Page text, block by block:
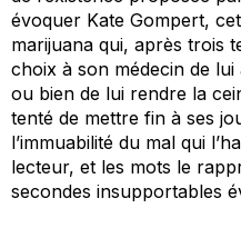
évoquer Kate Gompert,
marijuana qui, après trois
choix à son médecin de
ou bien de lui rendre la
tenté de mettre fin à ses
l’immuabilité du mal qui
lecteur, et les mots le
secondes insupportables